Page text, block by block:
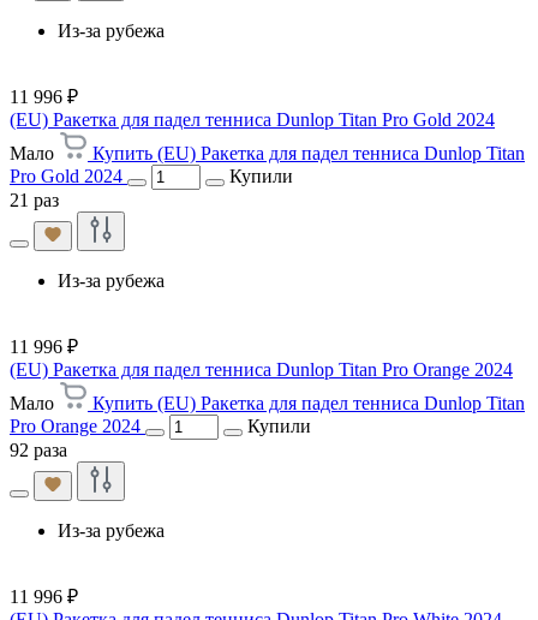
Из-за рубежа
11 996 ₽
(EU) Ракетка для падел тенниса Dunlop Titan Pro Gold 2024
Мало
Купить (EU) Ракетка для падел тенниса Dunlop Titan
Pro Gold 2024
Купили
21 раз
Из-за рубежа
11 996 ₽
(EU) Ракетка для падел тенниса Dunlop Titan Pro Orange 2024
Мало
Купить (EU) Ракетка для падел тенниса Dunlop Titan
Pro Orange 2024
Купили
92 раза
Из-за рубежа
11 996 ₽